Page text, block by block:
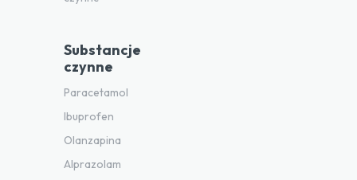
Substancje
czynne
Paracetamol
Ibuprofen
Olanzapina
Alprazolam